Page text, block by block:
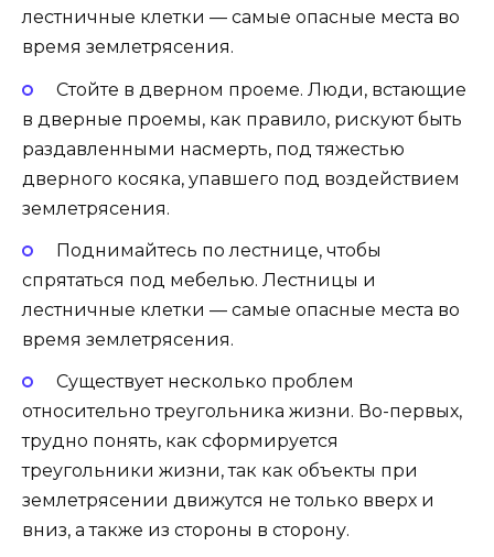
лестничные клетки — самые опасные места во
время землетрясения.
Стойте в дверном проеме. Люди, встающие
в дверные проемы, как правило, рискуют быть
раздавленными насмерть, под тяжестью
дверного косяка, упавшего под воздействием
землетрясения.
Поднимайтесь по лестнице, чтобы
спрятаться под мебелью. Лестницы и
лестничные клетки — самые опасные места во
время землетрясения.
Существует несколько проблем
относительно треугольника жизни. Во-первых,
трудно понять, как сформируется
треугольники жизни, так как объекты при
землетрясении движутся не только вверх и
вниз, а также из стороны в сторону.